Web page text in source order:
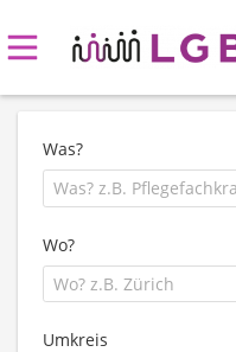
Was?
Wo?
Umkreis